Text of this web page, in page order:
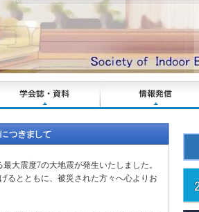
大震度7の大地震が発生いたしました。
るとともに、被災された方々へ心よりお